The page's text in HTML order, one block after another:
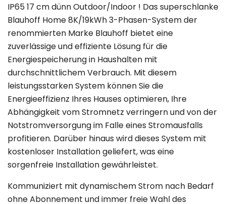
IP65 17 cm dünn Outdoor/Indoor ! Das superschlanke
Blauhoff Home 8K/19kWh 3-Phasen-System der
renommierten Marke Blauhoff bietet eine
zuverlässige und effiziente Lösung für die
Energiespeicherung in Haushalten mit
durchschnittlichem Verbrauch. Mit diesem
leistungsstarken System können Sie die
Energieeffizienz Ihres Hauses optimieren, Ihre
Abhängigkeit vom Stromnetz verringern und von der
Notstromversorgung im Falle eines Stromausfalls
profitieren. Darüber hinaus wird dieses System mit
kostenloser Installation geliefert, was eine
sorgenfreie Installation gewährleistet.
Kommuniziert mit dynamischem Strom nach Bedarf
ohne Abonnement und immer freie Wahl des